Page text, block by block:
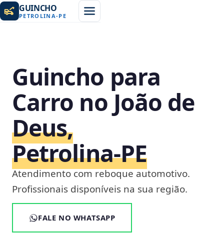
GUINCHO
PETROLINA-PE
Guincho para
Carro no João de
Deus,
Petrolina‑PE
Atendimento com reboque automotivo.
Profissionais disponíveis na sua região.
FALE NO WHATSAPP